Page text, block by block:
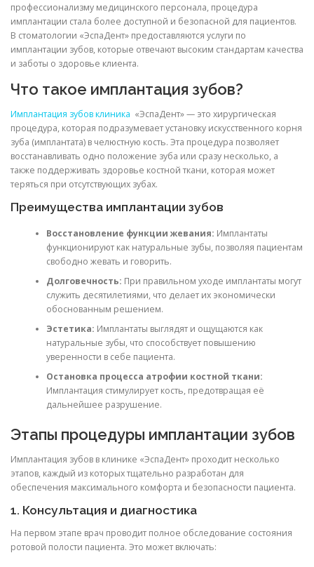
профессионализму медицинского персонала, процедура
имплантации стала более доступной и безопасной для пациентов.
В стоматологии «ЭспаДент» предоставляются услуги по
имплантации зубов, которые отвечают высоким стандартам качества
и заботы о здоровье клиента.
Что такое имплантация зубов?
Имплантация зубов клиника «ЭспаДент» — это хирургическая
процедура, которая подразумевает установку искусственного корня
зуба (имплантата) в челюстную кость. Эта процедура позволяет
восстанавливать одно положение зуба или сразу несколько, а
также поддерживать здоровье костной ткани, которая может
теряться при отсутствующих зубах.
Преимущества имплантации зубов
Восстановление функции жевания: Имплантаты
функционируют как натуральные зубы, позволяя пациентам
свободно жевать и говорить.
Долговечность: При правильном уходе имплантаты могут
служить десятилетиями, что делает их экономически
обоснованным решением.
Эстетика: Имплантаты выглядят и ощущаются как
натуральные зубы, что способствует повышению
уверенности в себе пациента.
Остановка процесса атрофии костной ткани:
Имплантация стимулирует кость, предотвращая её
дальнейшее разрушение.
Этапы процедуры имплантации зубов
Имплантация зубов в клинике «ЭспаДент» проходит несколько
этапов, каждый из которых тщательно разработан для
обеспечения максимального комфорта и безопасности пациента.
1. Консультация и диагностика
На первом этапе врач проводит полное обследование состояния
ротовой полости пациента. Это может включать: